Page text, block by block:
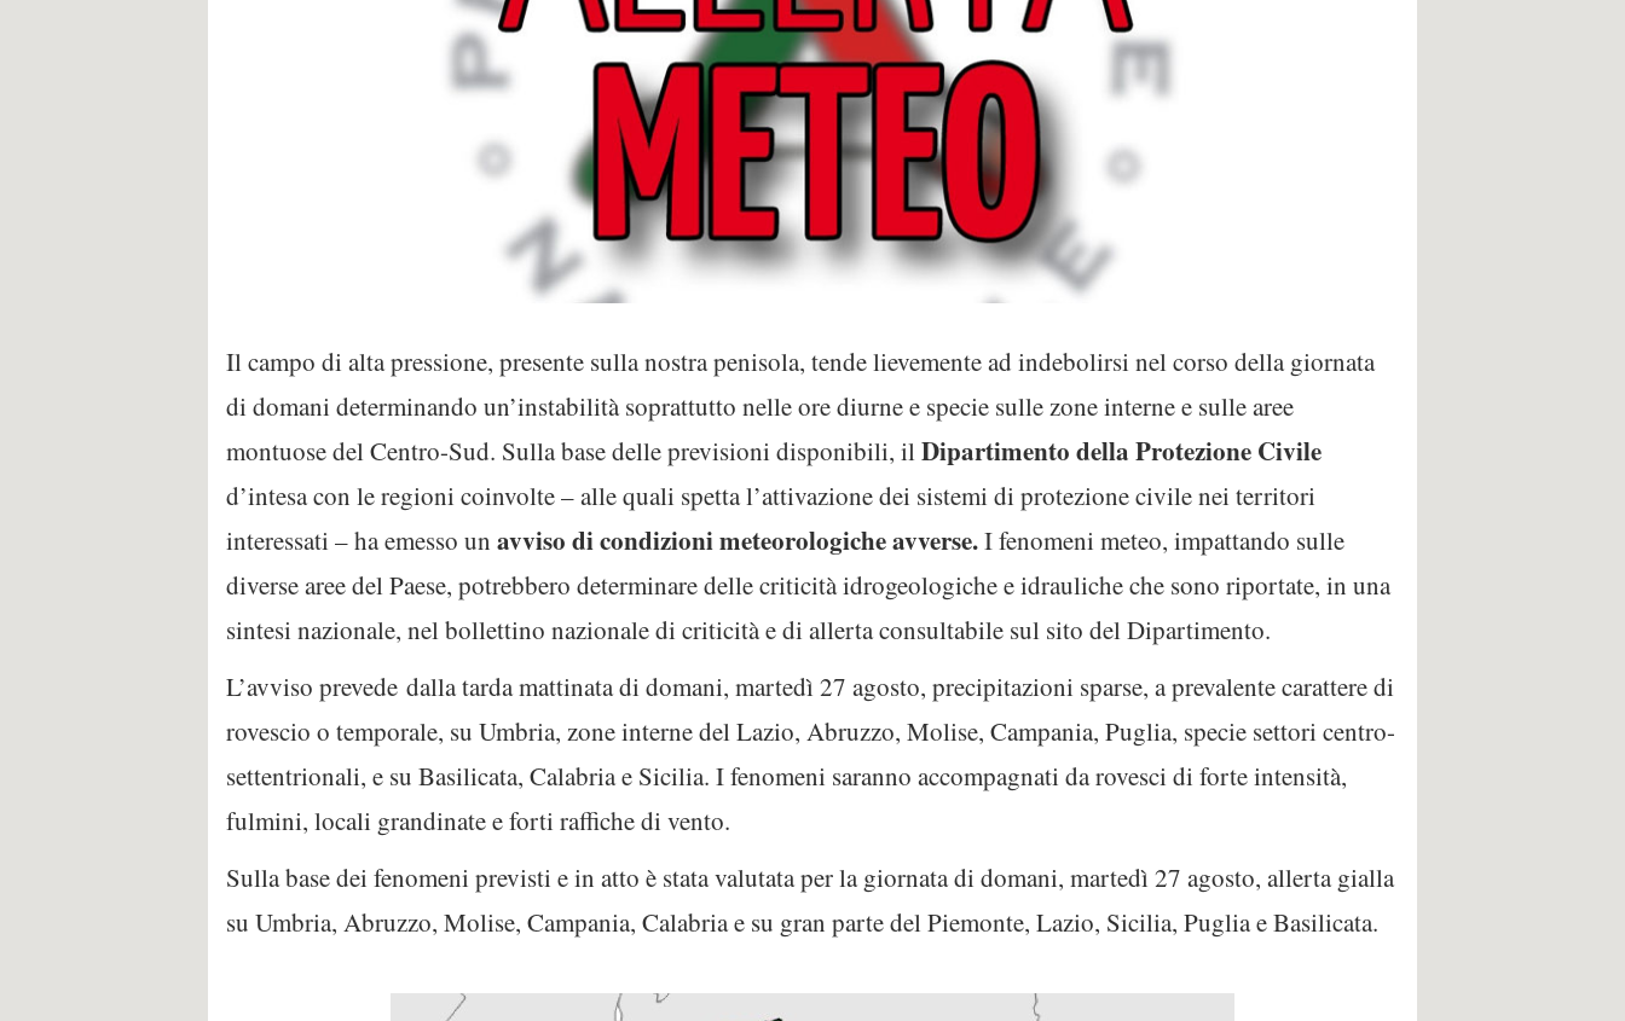
Il campo di alta pressione, presente sulla nostra penisola, tende lievemente ad indebolirsi nel corso della giornata
di domani determinando un’instabilità soprattutto nelle ore diurne e specie sulle zone interne e sulle aree
montuose del Centro-Sud. Sulla base delle previsioni disponibili, ilDipartimento della Protezione Civile
d’intesa con le regioni coinvolte – alle quali spetta l’attivazione dei sistemi di protezione civile nei territori
interessati – ha emesso un avviso di condizioni meteorologiche avverse.I fenomeni meteo, impattando sulle
diverse aree del Paese, potrebbero determinare delle criticità idrogeologiche e idrauliche che sono riportate, in una
sintesi nazionale, nel bollettino nazionale di criticità e di allerta consultabile sul sito del Dipartimento.
L’avviso prevede dalla tarda mattinata di domani, martedì 27 agosto, precipitazioni sparse, a prevalente carattere di
rovescio o temporale, su Umbria, zone interne del Lazio, Abruzzo, Molise, Campania, Puglia, specie settori centro-
settentrionali, e su Basilicata, Calabria e Sicilia. I fenomeni saranno accompagnati da rovesci di forte intensità,
fulmini, locali grandinate e forti raffiche di vento.
Sulla base dei fenomeni previsti e in atto è stata valutata per la giornata di domani, martedì 27 agosto, allerta gialla
su Umbria, Abruzzo, Molise, Campania, Calabria e su gran parte del Piemonte, Lazio, Sicilia, Puglia e Basilicata.